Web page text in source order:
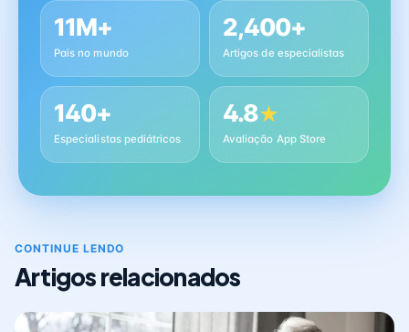
11M+
Pais no mundo
2,400+
Artigos de especialistas
140+
Especialistas pediátricos
4.8★
Avaliação App Store
CONTINUE LENDO
Artigos relacionados